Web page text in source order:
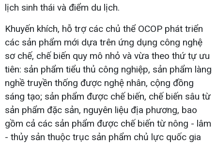
lịch sinh thái và điểm du lịch.
Khuyến khích, hỗ trợ các chủ thể OCOP phát triển
các sản phẩm mới dựa trên ứng dụng công nghệ
sơ chế, chế biến quy mô nhỏ và vừa theo thứ tự ưu
tiên: sản phẩm tiểu thủ công nghiệp, sản phẩm làng
nghề truyền thống được nghệ nhân, cộng đồng
sáng tạo; sản phẩm được chế biến, chế biến sâu từ
sản phẩm đặc sản, nguyên liệu địa phương, bao
gồm cả các sản phẩm được chế biến từ nông - lâm
- thủy sản thuộc trục sản phẩm chủ lực quốc gia